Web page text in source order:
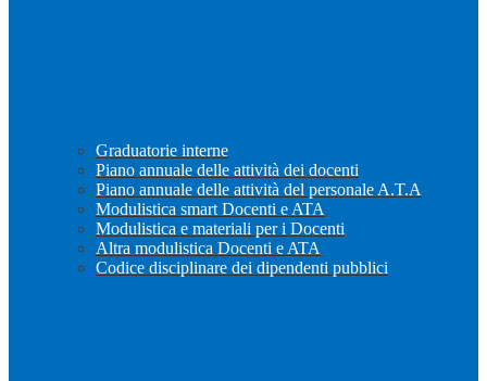
Graduatorie interne
Piano annuale delle attività dei docenti
Piano annuale delle attività del personale A.T.A
Modulistica smart Docenti e ATA
Modulistica e materiali per i Docenti
Altra modulistica Docenti e ATA
Codice disciplinare dei dipendenti pubblici